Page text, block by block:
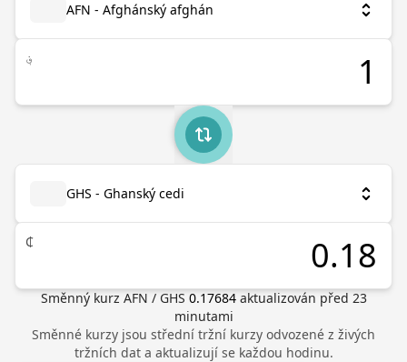
AFN - Afghánský afghán
؋
GHS - Ghanský cedi
₵
Směnný kurz AFN / GHS 0.17684 aktualizován před 23
minutami
Směnné kurzy jsou střední tržní kurzy odvozené z živých
tržních dat a aktualizují se každou hodinu.